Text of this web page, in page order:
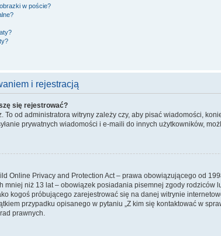
w poście?
i rejestracją
się rejestrować?
To od administratora witryny zależy czy, aby pisać wiadomości,
prywatnych wiadomości i e-maili do innych użytkowników,
Online Privacy and Protection Act – prawa obowiązującego od
mniej niż 13 lat – obowiązek posiadania pisemnej zgody
kogoś próbującego zarejestrować się na danej witrynie
przypadku opisanego w pytaniu „Z kim się kontaktować w
prawnych.